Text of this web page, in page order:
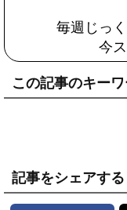
毎週じっ
今
この記事のキー
記事をシェアする